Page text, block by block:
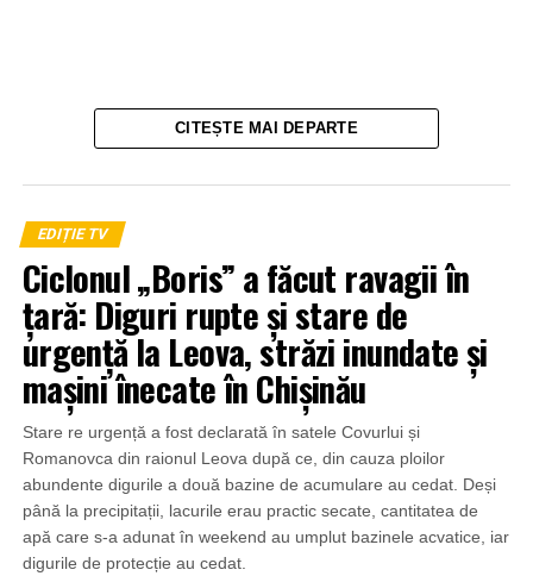
CITEȘTE MAI DEPARTE
EDIȚIE TV
Ciclonul „Boris” a făcut ravagii în
țară: Diguri rupte și stare de
urgență la Leova, străzi inundate și
mașini înecate în Chișinău
Stare re urgență a fost declarată în satele Covurlui și
Romanovca din raionul Leova după ce, din cauza ploilor
abundente digurile a două bazine de acumulare au cedat. Deși
până la precipitații, lacurile erau practic secate, cantitatea de
apă care s-a adunat în weekend au umplut bazinele acvatice, iar
digurile de protecție au cedat.